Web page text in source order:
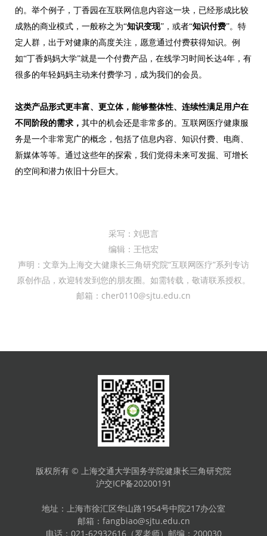
的。举个例子，丁香园在互联网信息内容这一块，已经形成比较
成熟的商业模式，一般称之为“知识变现”，或者“知识付费”。特
定人群，出于对健康的高度关注，愿意通过付费获得知识。例
如“丁香妈妈大学”就是一个付费产品，在线学习时间长达4年，有
很多的年轻妈妈主动来付费学习，成为我们的会员。
这类产品形式更丰富、更立体，能够整体性、连续性满足用户在
不同阶段的需求， 其中的机会还是非常多的。互联网医疗健康服
务是一个非常宽广的概念，包括了信息内容、知识付费、电商、
新媒体等等。通过这些年的探索，我们觉得未来可发掘、可增长
的空间和潜力依旧十分巨大。
采写：刘思言
编辑：王恺宏
声明：文章为上海交大健康长三角研究院“互联网医疗”系列专访
原创作品，欢迎转发到您的朋友圈。如需转载，敬请联系授权。
邮箱：cher0110@sjtu.edu.cn
版权所有 © 上海交通大学国务学院健康长三角研究院
沪交ICP备20200191
地址： 上海市徐汇区华山路1954号中院217办公室
邮箱：fangbiao@sjtu.edu.cn
电话：021-62932616（罗老师）邮编：200030